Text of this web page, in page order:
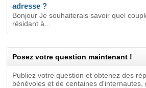
adresse ?
Bonjour Je souhaiterais savoir quel
résidant à...
Posez votre question maintenant !
Publiez votre question et obtenez des
bénévoles et de centaines d'internautes,